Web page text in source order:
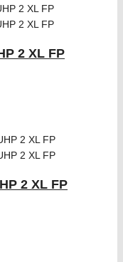
2 XL FP
2 XL FP